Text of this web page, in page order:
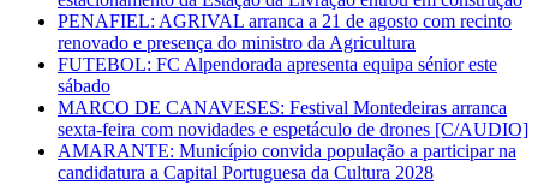
PENAFIEL: AGRIVAL arranca a 21 de agosto com recinto
renovado e presença do ministro da Agricultura
FUTEBOL: FC Alpendorada apresenta equipa sénior este
sábado
MARCO DE CANAVESES: Festival Montedeiras arranca
sexta-feira com novidades e espetáculo de drones [C/AUDIO]
AMARANTE: Município convida população a participar na
candidatura a Capital Portuguesa da Cultura 2028